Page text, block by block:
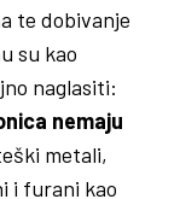
te dobivanje
su kao
naglasiti:
nemaju
metali,
i furani kao